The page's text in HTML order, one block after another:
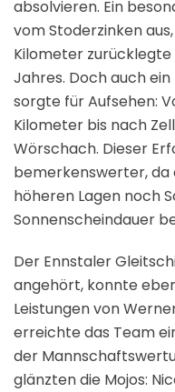
absolvieren. Ein
vom Stoderzinken
Kilometer
Jahres. Doch auch
sorgte für Aufsehen:
Kilometer bis nach
Wörschach. Dieser
bemerkenswerter, da
höheren Lagen noch
Sonnenscheindauer
Der Ennstaler
angehört, konnte
Leistungen von
erreichte das Team
der
glänzten die Mojos: